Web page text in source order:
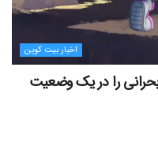
اخبار بیت کوین
بیت‌کوین ۸۵ باگ بحرانی را در یک وضعیت